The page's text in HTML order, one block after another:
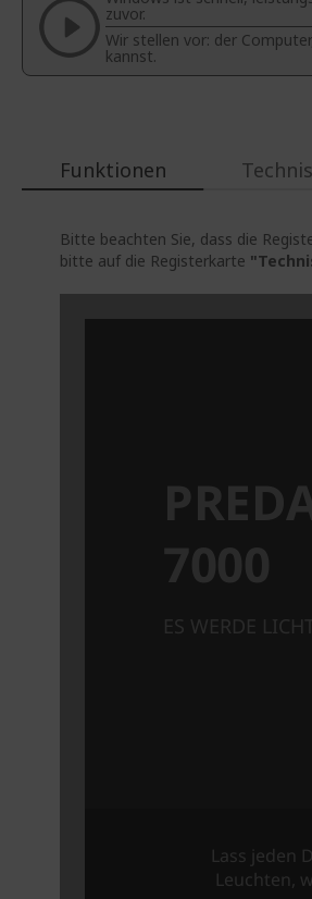
zuvor.
Wir stellen vor: der
kannst.
Funktionen
Bitte beachten Sie, dass die
bitte auf die Registerkarte